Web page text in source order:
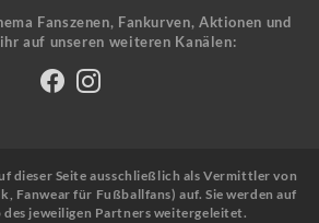
Fanszenen, Fankurven, Aktionen und
auf unseren weiteren Kanälen:
dieser Seite ausschließlich als Vermittler von
Fanwear für Fußballfans) auf. Sie werden auf
des jeweiligen Partners weitergeleitet.